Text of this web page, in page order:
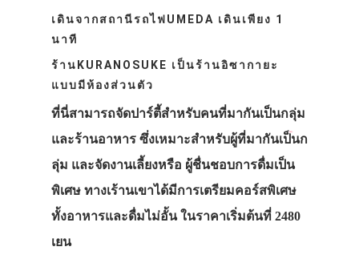
เดินจากสถานีรถไฟUMEDA เดินเพียง 1
นาที
ร้านKURANOSUKE เป็นร้านอิซากายะ
แบบมีห้องส่วนตัว
ที่นี่สามารถจัดปาร์ตี้สำหรับคนที่มากันเป็นกลุ่ม
และร้านอาหาร ซึ่งเหมาะสำหรับผู้ที่มากันเป็นก
ลุ่ม และจัดงานเลี้ยงหรือ ผู้ชื่นชอบการดื่มเป็น
พิเศษ ทางเร้านเขาได้มีการเตรียมคอร์สพิเศษ
ทั้งอาหารและดื่มไม่อั้น ในราคาเริ่มต้นที่ 2480
เยน